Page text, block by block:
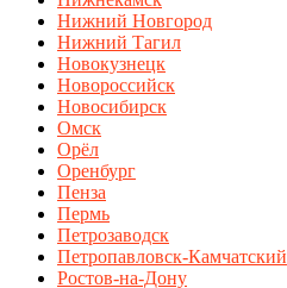
Нижний Новгород
Нижний Тагил
Новокузнецк
Новороссийск
Новосибирск
Омск
Орёл
Оренбург
Пенза
Пермь
Петрозаводск
Петропавловск-Камчатский
Ростов-на-Дону